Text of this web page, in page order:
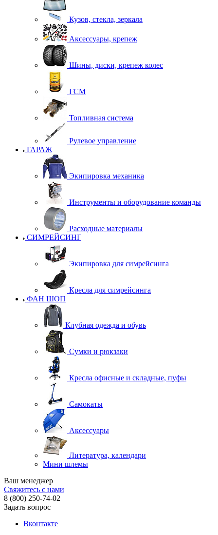
Кузов, стекла, зеркала
Аксессуары, крепеж
Шины, диски, крепеж колес
ГСМ
Топливная система
Рулевое управление
ГАРАЖ
Экипировка механика
Инструменты и оборудование команды
Расходные материалы
СИМРЕЙСИНГ
Экипировка для симрейсинга
Кресла для симрейсинга
ФАН ШОП
Клубная одежда и обувь
Сумки и рюкзаки
Кресла офисные и складные, пуфы
Самокаты
Аксессуары
Литература, календари
Мини шлемы
Ваш менеджер
Свяжитесь с нами
8 (800) 250-74-02
Задать вопрос
Вконтакте